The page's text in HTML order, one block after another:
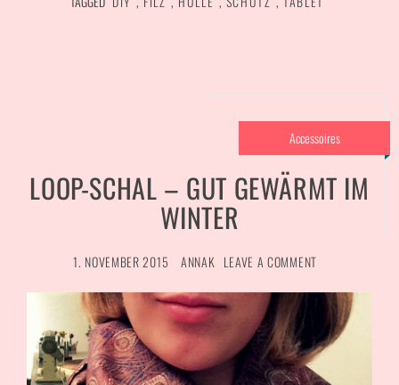
Accessoires
LOOP-SCHAL – GUT GEWÄRMT IM
WINTER
1. NOVEMBER 2015 ANNAK LEAVE A COMMENT